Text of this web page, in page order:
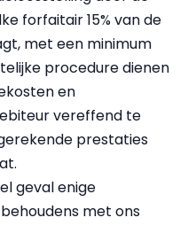
forfaitair 15% van de
met een minimum
procedure dienen
en
vereffend te
prestaties
geval enige
met ons